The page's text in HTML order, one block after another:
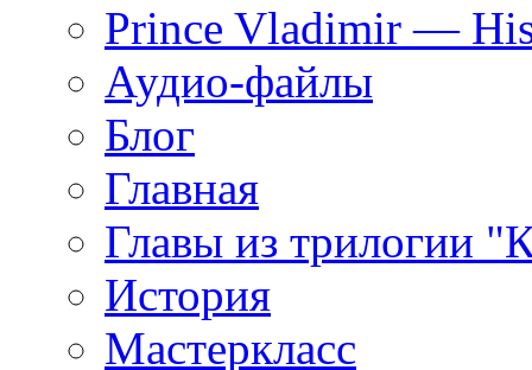
Prince Vladimir —
Аудио-файлы
Блог
Главная
Главы из трилогии
История
Мастеркласс